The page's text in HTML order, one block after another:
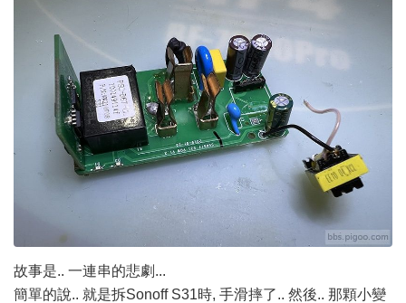
故事是.. 一連串的悲劇...
簡單的說.. 就是拆Sonoff S31時, 手滑摔了.. 然後.. 那顆小變